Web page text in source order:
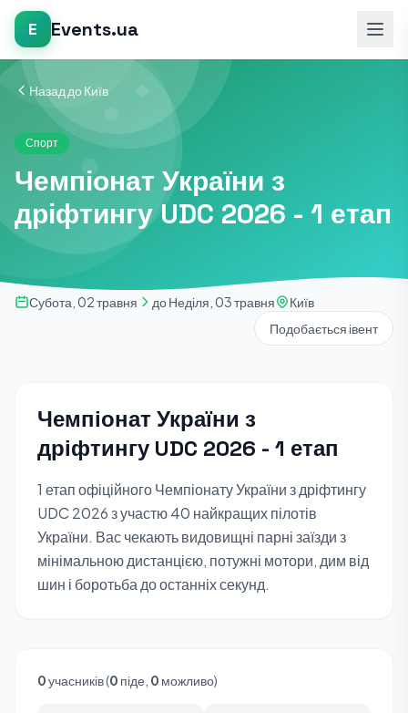
E Events.ua
Назад до Київ
Спорт
Чемпіонат України з
дріфтингу UDC 2026 - 1 етап
Субота, 02 травня до Неділя, 03 травня
Київ
Подобається івент
Чемпіонат України з
дріфтингу UDC 2026 - 1 етап
1 етап офіційного Чемпіонату України з дріфтингу
UDC 2026 з участю 40 найкращих пілотів
України. Вас чекають видовищні парні заїзди з
мінімальною дистанцією, потужні мотори, дим від
шин і боротьба до останніх секунд.
0учасників (0 піде, 0 можливо)